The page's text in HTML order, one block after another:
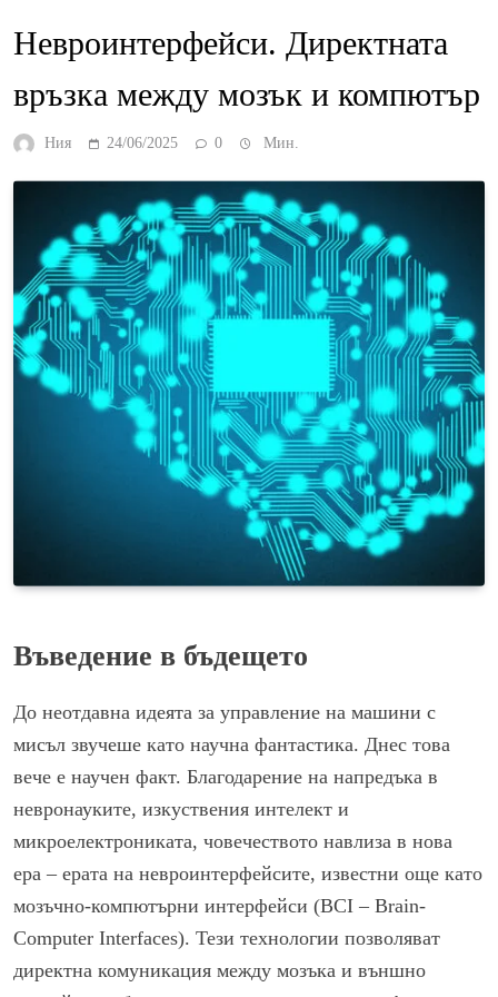
Невроинтерфейси. Директната
връзка между мозък и компютър
Ния 24/06/2025 0 Мин.
Въведение в бъдещето
До неотдавна идеята за управление на машини с
мисъл звучеше като научна фантастика. Днес това
вече е научен факт. Благодарение на напредъка в
невронауките, изкуствения интелект и
микроелектрониката, човечеството навлиза в нова
ера – ерата на невроинтерфейсите, известни още като
мозъчно-компютърни интерфейси (BCI – Brain-
Computer Interfaces). Тези технологии позволяват
директна комуникация между мозъка и външно